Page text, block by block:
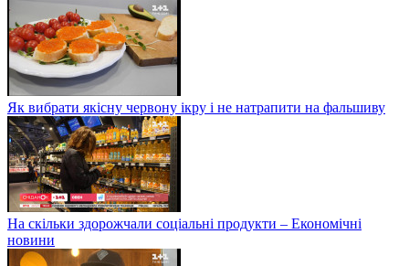
Як вибрати якісну червону ікру і не натрапити на фальшиву
На скільки здорожчали соціальні продукти – Економічні
новини